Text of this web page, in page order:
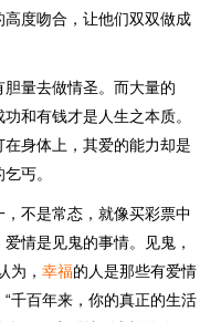
度吻合，让他们双双做成
量去做情圣。而大量的
和有钱才是人生之本质。
身体上，其爱的能力却是
丐。
不是常态，就像买彩票中
情是见鬼的事情。见鬼，
为， 幸福的人是那些有爱情
千百年来，你的真正的生活